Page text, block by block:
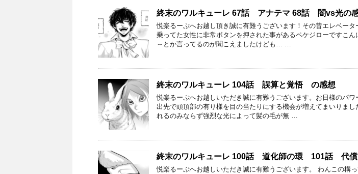
終末のワルキューレ 67話 アナテマ 68話 闇vs光の
悦楽るーぷへお越し頂き誠に有難うございます！その昔エレベータ
乗ってた女性に非常ボタンを押された事があるペケジローですこん
～とか言ってるのが聞こえましたけども… …
終末のワルキューレ 104話 誤算と覚悟 の感想
悦楽るーぷへお越しいただき誠に有難うございます。お日様のパワ
出先で頭頂部の有り様を目の当たりにする機会が増えてまいりまし
れるのみならず強烈な光によって髪の毛が無 …
終末のワルキューレ 100話 道化師の環 101話 代
悦楽るーぷへお越しいただき誠に有難うございます。 わんこの構